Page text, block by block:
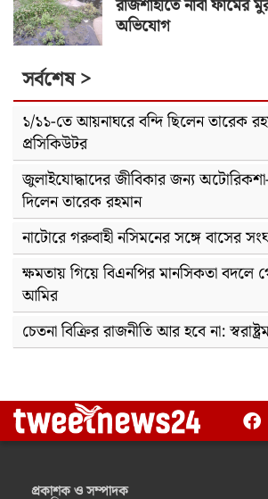
রাজশাহীতে নাবা ফার্মের
অভিযোগ
সর্বশেষ >
১/১১-তে আয়নাঘরে বন্দি ছিলেন তারেক
প্রসিকিউটর
জুলাইযোদ্ধাদের জীবিকার জন্য
দিলেন তারেক রহমান
নাটোরে গরুবাহী নসিমনের সঙ্গে বাসের
ক্ষমতায় গিয়ে বিএনপির মানসিকতা বদলে
আমির
চেতনা বিক্রির রাজনীতি আর হবে না:
প্রকাশক ও সম্পাদক